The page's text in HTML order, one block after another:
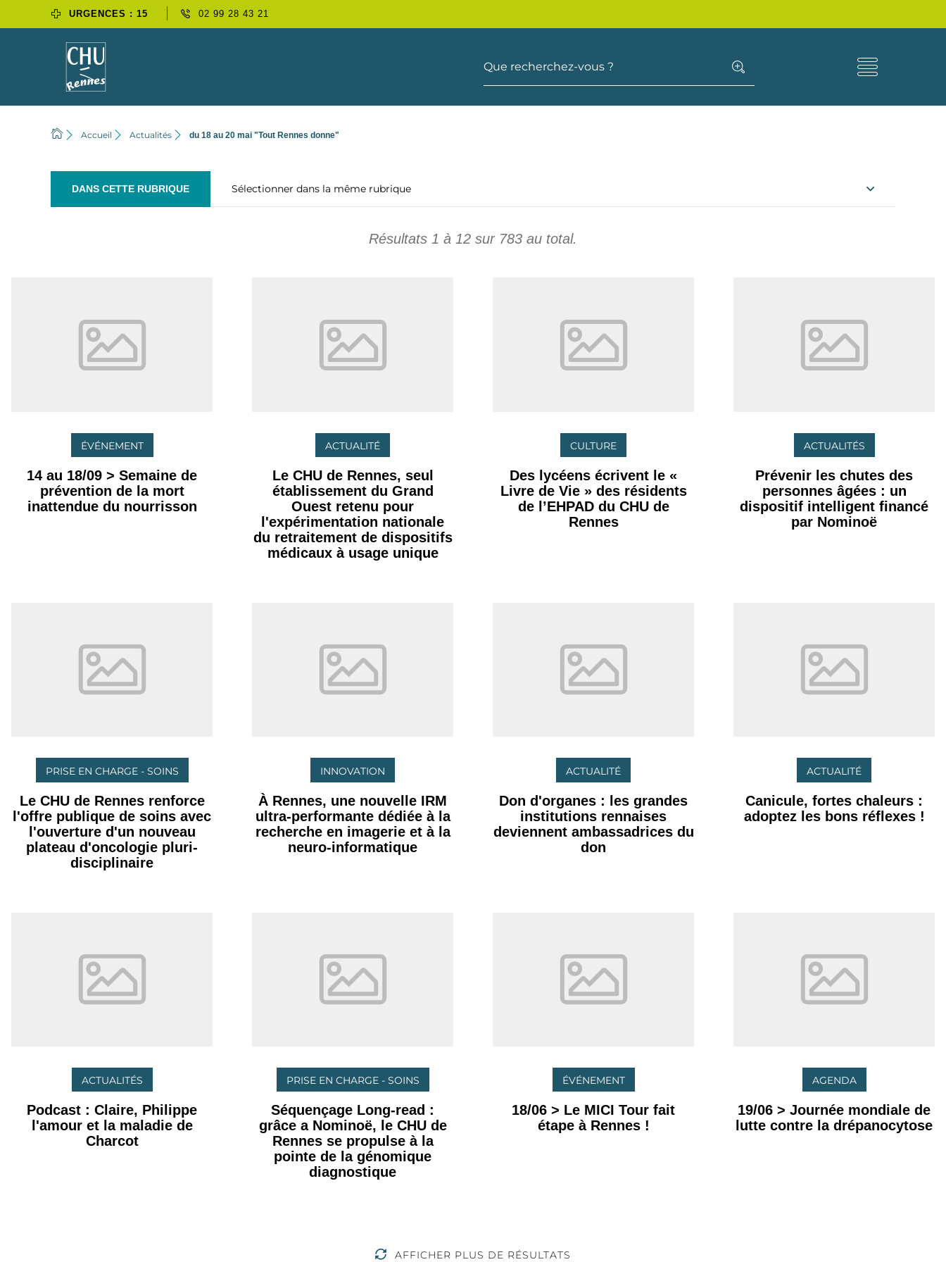
URGENCES : 15 02 99 28 43 21
Que recherchez-vous ?
Accueil Actualités du 18 au 20 mai "Tout Rennes donne"
DANS CETTE RUBRIQUE Sélectionner dans la même rubrique
Résultats 1 à 12 sur 783 au total.
ÉVÉNEMENT
14 au 18/09 > Semaine de
prévention de la mort
inattendue du nourrisson
ACTUALITÉ
Le CHU de Rennes, seul
établissement du Grand
Ouest retenu pour
l'expérimentation nationale
du retraitement de dispositifs
médicaux à usage unique
CULTURE
Des lycéens écrivent le «
Livre de Vie » des résidents
de l’EHPAD du CHU de
Rennes
ACTUALITÉS
Prévenir les chutes des
personnes âgées : un
dispositif intelligent financé
par Nominoë
PRISE EN CHARGE - SOINS
Le CHU de Rennes renforce
l'offre publique de soins avec
l'ouverture d'un nouveau
plateau d'oncologie pluri-
disciplinaire
INNOVATION
À Rennes, une nouvelle IRM
ultra-performante dédiée à la
recherche en imagerie et à la
neuro-informatique
ACTUALITÉ
Don d'organes : les grandes
institutions rennaises
deviennent ambassadrices du
don
ACTUALITÉ
Canicule, fortes chaleurs :
adoptez les bons réflexes !
ACTUALITÉS
Podcast : Claire, Philippe
l'amour et la maladie de
Charcot
PRISE EN CHARGE - SOINS
Séquençage Long-read :
grâce a Nominoë, le CHU de
Rennes se propulse à la
pointe de la génomique
diagnostique
ÉVÉNEMENT
18/06 > Le MICI Tour fait
étape à Rennes !
AGENDA
19/06 > Journée mondiale de
lutte contre la drépanocytose
AFFICHER PLUS DE RÉSULTATS